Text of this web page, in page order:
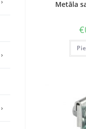
Metāla
€
›
›